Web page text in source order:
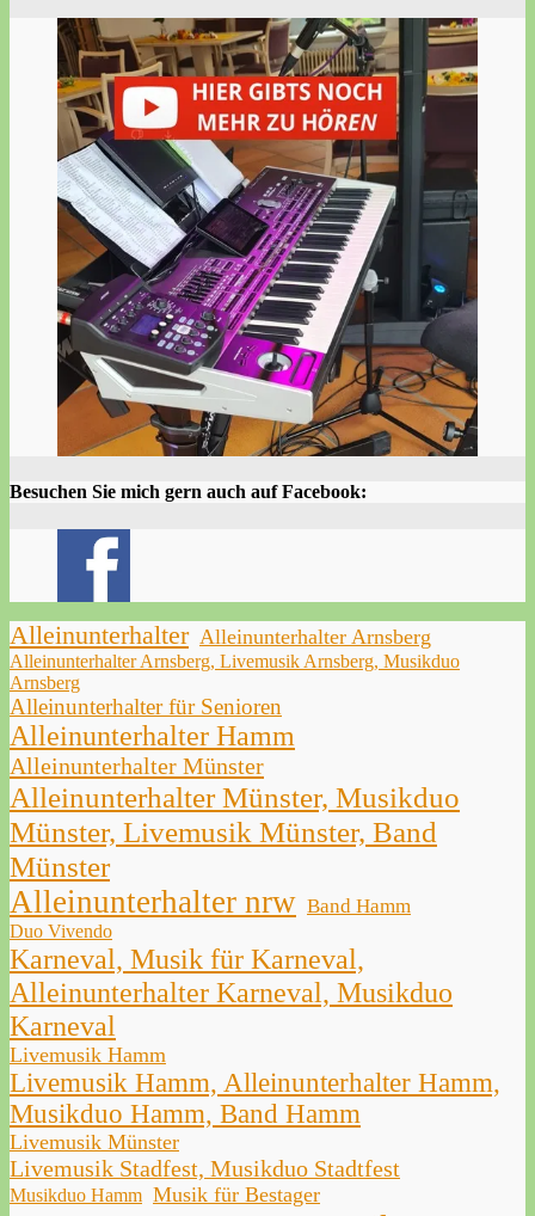
Besuchen Sie mich gern auch auf Facebook:
Alleinunterhalter Alleinunterhalter Arnsberg
Alleinunterhalter Arnsberg, Livemusik Arnsberg, Musikduo
Arnsberg
Alleinunterhalter für Senioren
Alleinunterhalter Hamm
Alleinunterhalter Münster
Alleinunterhalter Münster, Musikduo
Münster, Livemusik Münster, Band
Münster
Alleinunterhalter nrw Band Hamm
Duo Vivendo
Karneval, Musik für Karneval,
Alleinunterhalter Karneval, Musikduo
Karneval
Livemusik Hamm
Livemusik Hamm, Alleinunterhalter Hamm,
Musikduo Hamm, Band Hamm
Livemusik Münster
Livemusik Stadfest, Musikduo Stadtfest
Musikduo Hamm Musik für Bestager